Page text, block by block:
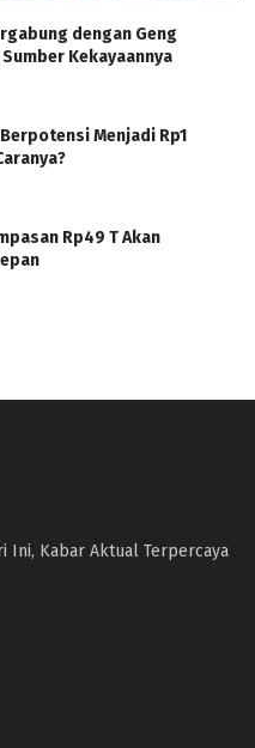
dengan Geng
Kekayaannya
Menjadi Rp1
Rp49 T Akan
Ini, Kabar Aktual Terpercaya